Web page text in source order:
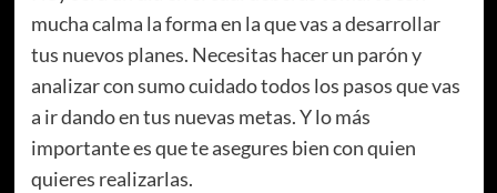
mucha calma la forma en la que vas a desarrollar
tus nuevos planes. Necesitas hacer un parón y
analizar con sumo cuidado todos los pasos que vas
a ir dando en tus nuevas metas. Y lo más
importante es que te asegures bien con quien
quieres realizarlas.